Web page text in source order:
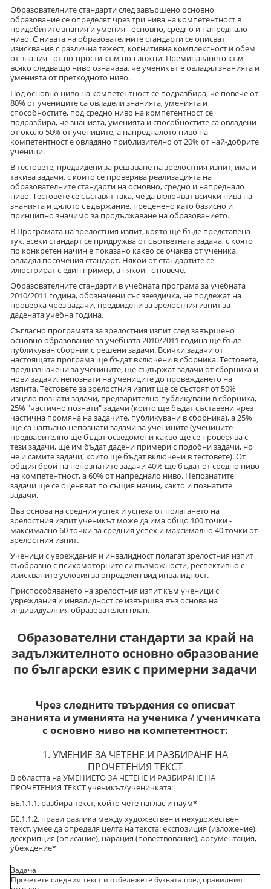
Образователните стандарти след завършено основно
образование се определят чрез три нива на компетентност в
придобитите знания и умения - основно, средно и напреднало
ниво. С нивата на образователните стандарти се описват
изисквания с различна тежест, когнитивна комплексност и обем
от знания - от по-прости към по-сложни. Преминаването към
всяко следващо ниво означава, че ученикът е овладял знанията и
уменията от претходното ниво.
Под основно ниво на компетентност се подразбира, че повече от
80% от учениците са овладели знанията, уменията и
способностите, под средно ниво на компетентност се
подразбира, че знанията, уменията и способностите са овладени
от около 50% от учениците, а напредналото ниво на
компетентност е овладяно приблизително от 20% от най-добрите
ученици.
В тестовете, предвидени за решаване на зрелостния изпит, има и
такива задачи, с които се проверява реализацията на
образователните стандарти на основно, средно и напреднало
ниво. Тестовете се съставят така, че да включват всички нива на
знанията и цялото съдържание, преценено като базисно и
принципно значимо за продължаване на образованието.
В Програмата на зрелостния изпит, която ще бъде представена
тук, всеки стандарт се придружва от съответната задача, с която
по конкретен начин е показано какво се очаква от ученика,
овладял посочения стандарт. Някои от стандартите се
илюстрират с един пример, а някои - с повече.
Образователните стандарти в учебната програма за учебната
2010/2011 година, обозначени със звездичка, не подлежат на
проверка чрез задачи, предвидени за зрелостния изпит за
дадената учебна година.
Съгласно програмата за зрелостния изпит след завършено
основно образование за учебната 2010/2011 година ще бъде
публикуван сборник с решени задачи. Всички задачи от
настоящата програма ще бъдат включени в сборника. Тестовете,
предназначени за учениците, ще съдържат задачи от сборника и
нови задачи, непознати на учениците до провеждането на
изпита. Тестовете за зрелостния изпит ще се състоят от 50%
изцяло познати задачи, предварително публикувани в сборника,
25% "частично познати" задачи (които ще бъдат съставени чрез
частична промяна на задачите, публикувани в сборника), а 25%
ще са напълно непознати задачи за учениците (учениците
предварително ще бъдат осведомени какво ще се проверява с
тези задачи, ще им бъдат дадени примери с подобни задачи, но
не и самите задачи, които ще бъдат включени в тестовете). От
общия брой на непознатите задачи 40% ще бъдат от средно ниво
на компетентност, а 60% от напреднало ниво. Непознатите
задачи ще се оценяват по същия начин, както и познатите
задачи.
Въз основа на средния успех и успеха от полагането на
зрелостния изпит ученикът може да има общо 100 точки -
максимално 60 точки за средния успех и максимално 40 точки от
зрелостния изпит.
Ученици с увреждания и инвалидност полагат зрелостния изпит
съобразно с психомоторните си възможности, респективно с
изискваните условия за определен вид инвалидност.
Приспособяването на зрелостния изпит към ученици с
увреждания и инвалидност се извършва въз основа на
индивидуалния образователен план.
Образователни стандарти за край на
задължителното основно образование
по български език с примерни задачи
Чрез следните твърдения се описват
знанията и уменията на ученика / ученичката
с основно ниво на компетентност:
1. УМЕНИЕ ЗА ЧЕТЕНЕ И РАЗБИРАНЕ НА
ПРОЧЕТЕНИЯ ТЕКСТ
В областта на УМЕНИЕТО ЗА ЧЕТЕНЕ И РАЗБИРАНЕ НА
ПРОЧЕТЕНИЯ ТЕКСТ ученикът/ученичката:
БЕ.1.1.1. разбира текст, който чете наглас и наум*
БЕ.1.1.2. прави разлика между художествен и нехудожествен
текст, умее да определя целта на текста: експозиция (изложение),
дескрипция (описание), нарация (повествование), аргументация,
убеждение*
Задача
Прочетете следния текст и отбележете буквата пред правилния